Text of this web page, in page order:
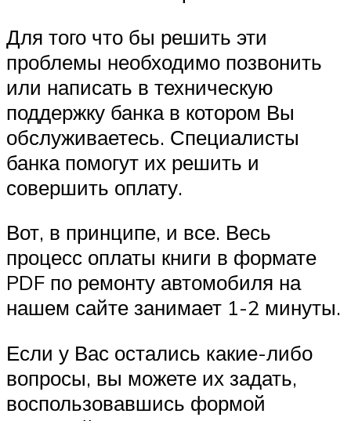
Для того что бы решить эти
проблемы необходимо позвонить
или написать в техническую
поддержку банка в котором Вы
обслуживаетесь. Специалисты
банка помогут их решить и
совершить оплату.
Вот, в принципе, и все. Весь
процесс оплаты книги в формате
PDF по ремонту автомобиля на
нашем сайте занимает 1-2 минуты.
Если у Вас остались какие-либо
вопросы, вы можете их задать,
воспользовавшись формой